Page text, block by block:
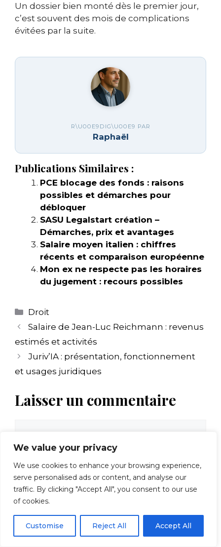
We value your privacy
We use cookies to enhance your browsing experience,
serve personalised ads or content, and analyse our
traffic. By clicking "Accept All", you consent to our use
of cookies.
Customise Reject All Accept All
Un dossier bien monté dès le premier jour,
c’est souvent des mois de complications
évitées par la suite.
R\U00E9DIG\U00E9 PAR
Raphaël
Publications Similaires :
PCE blocage des fonds : raisons
possibles et démarches pour
débloquer
SASU Legalstart création –
Démarches, prix et avantages
Salaire moyen italien : chiffres
récents et comparaison européenne
Mon ex ne respecte pas les horaires
du jugement : recours possibles
Catégories
Droit
Salaire de Jean-Luc Reichmann : revenus
estimés et activités
Juriv’IA : présentation, fonctionnement
et usages juridiques
Laisser un commentaire